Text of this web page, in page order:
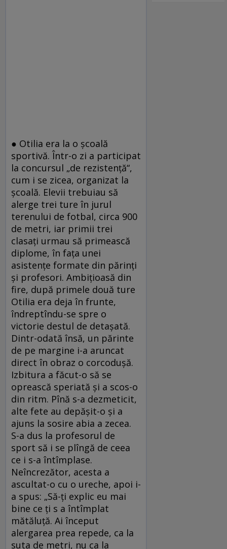
● Otilia era la o școală
sportivă. Într-o zi a participat
la concursul „de rezistență“,
cum i se zicea, organizat la
școală. Elevii trebuiau să
alerge trei ture în jurul
terenului de fotbal, circa 900
de metri, iar primii trei
clasați urmau să primească
diplome, în fața unei
asistențe formate din părinți
și profesori. Ambițioasă din
fire, după primele două ture
Otilia era deja în frunte,
îndreptîndu-se spre o
victorie destul de detașată.
Dintr-odată însă, un părinte
de pe margine i-a aruncat
direct în obraz o corcodușă.
Izbitura a făcut-o să se
oprească speriată și a scos-o
din ritm. Pînă s-a dezmeticit,
alte fete au depășit-o și a
ajuns la sosire abia a zecea.
S-a dus la profesorul de
sport să i se plîngă de ceea
ce i s-a întîmplase.
Neîncrezător, acesta a
ascultat-o cu o ureche, apoi i-
a spus: „Să-ți explic eu mai
bine ce ți s a întîmplat
mătăluță. Ai început
alergarea prea repede, ca la
suta de metri, nu ca la